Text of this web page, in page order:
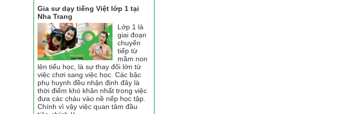
Gia sư dạy tiếng Việt lớp 1 tại
Nha Trang
Lớp 1 là
giai đoạn
chuyển
tiếp từ
mầm non
lên tiểu học, là sự thay đổi lớn từ
việc chơi sang việc học. Các bậc
phụ huynh đều nhận định đây là
thời điểm khó khăn nhất trong việc
đưa các cháu vào nề nếp học tập.
Chính vì vậy việc quan tâm đầu